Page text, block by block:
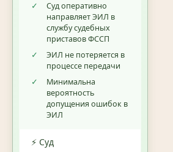
✓
Суд оперативно
направляет ЭИЛ в
службу судебных
приставов ФССП
✓
ЭИЛ не потеряется в
процессе передачи
✓
Минимальна
вероятность
допущения ошибок в
ЭИЛ
⚡ Суд